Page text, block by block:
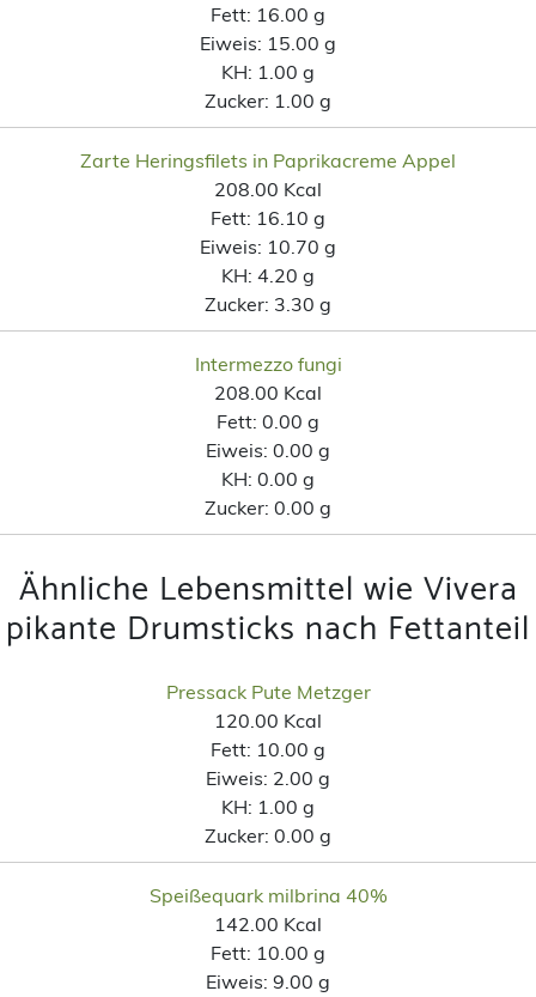
Fett: 16.00 g
Eiweis: 15.00 g
KH: 1.00 g
Zucker: 1.00 g
Zarte Heringsfilets in Paprikacreme Appel
208.00 Kcal
Fett: 16.10 g
Eiweis: 10.70 g
KH: 4.20 g
Zucker: 3.30 g
Intermezzo fungi
208.00 Kcal
Fett: 0.00 g
Eiweis: 0.00 g
KH: 0.00 g
Zucker: 0.00 g
Ähnliche Lebensmittel wie Vivera
pikante Drumsticks nach Fettanteil
Pressack Pute Metzger
120.00 Kcal
Fett: 10.00 g
Eiweis: 2.00 g
KH: 1.00 g
Zucker: 0.00 g
Speißequark milbrina 40%
142.00 Kcal
Fett: 10.00 g
Eiweis: 9.00 g